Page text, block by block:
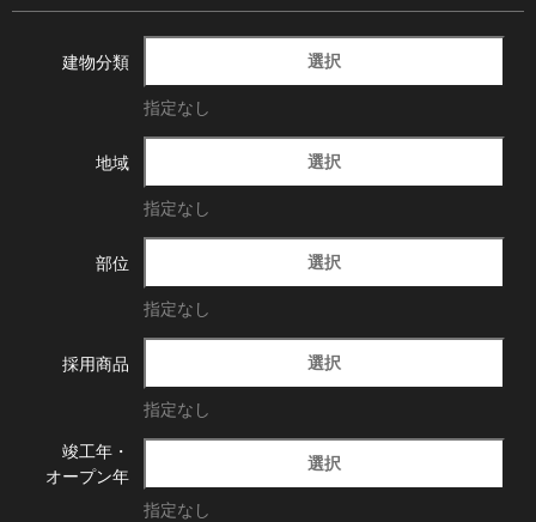
建物分類 選択
指定なし
地域 選択
指定なし
部位 選択
指定なし
採用商品 選択
指定なし
竣工年・
オープン年
選択
指定なし